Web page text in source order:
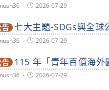
Post2026-07-29
告 七大主題-SDGs與全球
Post2026-07-29
告 115 年「青年百億海外
Post2026-07-29